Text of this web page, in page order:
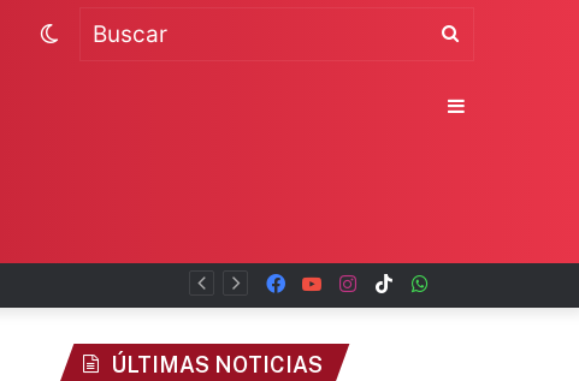
TikTok
Instagram
YouTube
Facebook
Switch
ÚLTIMAS NOTICIAS